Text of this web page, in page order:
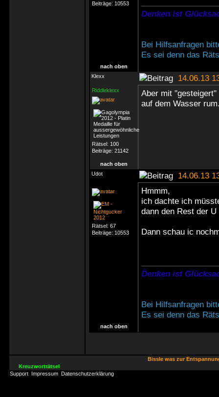
Beiträge: 10553
Denken ist
Bei Hilfsanfragen
Es sei denn das
nach oben
Klexx
14.06.13
Riddleklexx
Rätsel: 100
Beiträge: 21142
Aber mit
auf dem Wasser
nach oben
Udot
14.06.13
Rätsel: 67
Beiträge: 10553
Hmmm,
ich dachte ich
dann den Rest der U
Dann schau ic
Denken ist
Bei Hilfsanfragen
Es sei denn das
nach oben
Bissle was zur
Kreuzworträtsel
Support Impressum Datenschutzerklärung